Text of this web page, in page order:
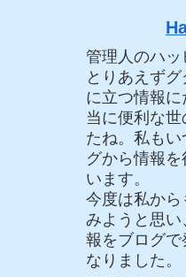
管理人のハッ
とりあえず
に立つ情報
当に便利な世
たね。私もい
グから情報
います。
今度は私から
みようと思
報をブログで
なりました。